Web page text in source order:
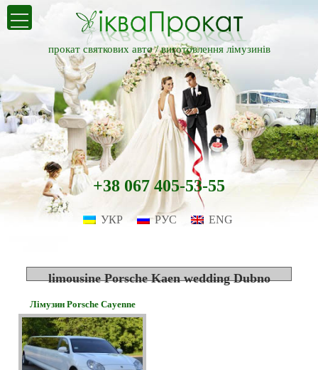
прокат святкових авто /виготовлення лімузинів
+38 067 405-53-55
УКР РУС ENG
limousine Porsche Kaen wedding Dubno
Лімузин Porsche Cayenne